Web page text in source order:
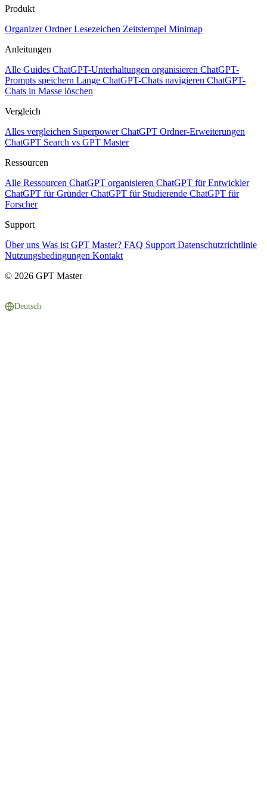
Produkt
OrganizerOrdnerLesezeichen Zeitstempel Minimap
Anleitungen
Alle Guides ChatGPT-Unterhaltungen organisieren ChatGPT-
Prompts speichern Lange ChatGPT-Chats navigieren ChatGPT-
Chats in Masse löschen
Vergleich
Alles vergleichen Superpower ChatGPT Ordner-Erweiterungen
ChatGPT Search vs GPT Master
Ressourcen
Alle Ressourcen ChatGPT organisieren ChatGPT für Entwickler
ChatGPT für GründerChatGPT für Studierende ChatGPT für
Forscher
Support
Über uns Was ist GPT Master? FAQ Support Datenschutzrichtlinie
Nutzungsbedingungen Kontakt
© 2026 GPT Master
Deutsch